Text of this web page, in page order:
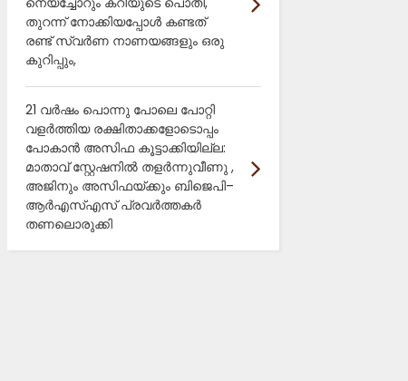
തുറന്ന് നോക്കിയപ്പോൾ കണ്ടത്
രണ്ട് സ്വർണ നാണയങ്ങളും ഒരു
കുറിപ്പും,
21 വർഷം പൊന്നു പോലെ പോറ്റി
വളർത്തിയ രക്ഷിതാക്കളോടൊപ്പം
പോകാൻ അസിഫ കൂട്ടാക്കിയില്ല:
മാതാവ് സ്റ്റേഷനിൽ തളർന്നുവീണു ,
അജിനും അസിഫയ്ക്കും ബിജെപി–
ആർഎസ്എസ് പ്രവർത്തകർ
തണലൊരുക്കി